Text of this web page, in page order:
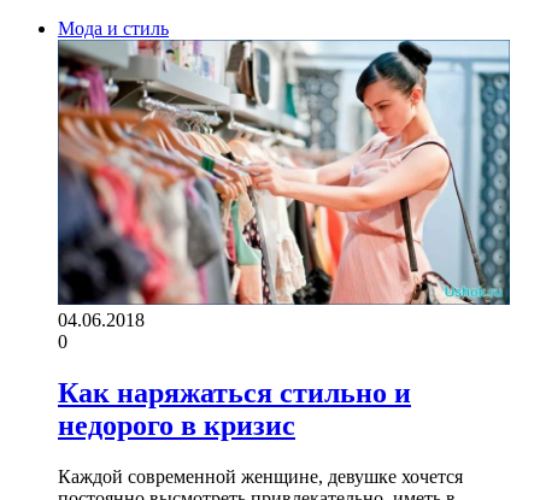
Мода и стиль
04.06.2018
0
Как наряжаться стильно и
недорого в кризис
Каждой современной женщине, девушке хочется